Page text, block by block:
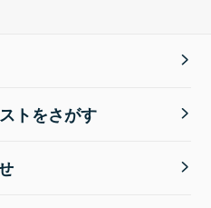
トをさがす